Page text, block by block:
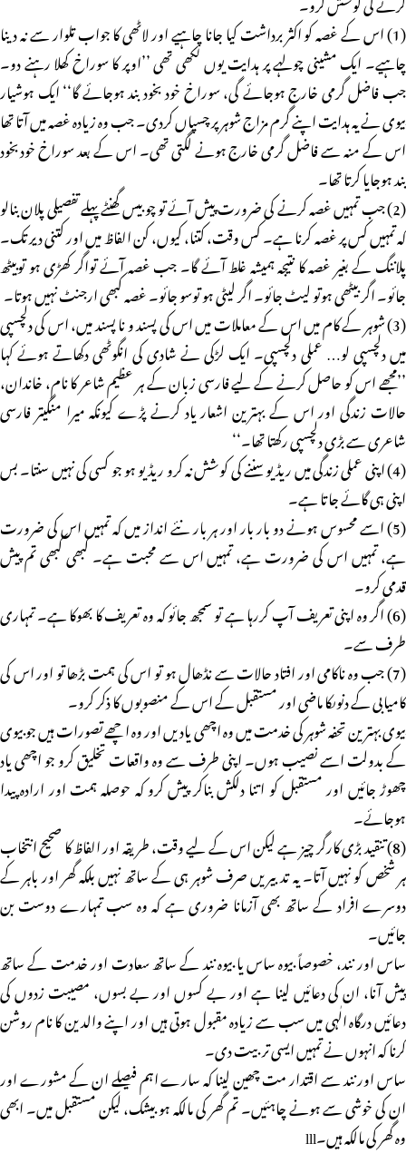
(1) اس کے غصہ کو اکثر برداشت کیا جانا چاہیے اور لاٹھی کا جواب تلوار سے نہ دینا
چاہیے۔ ایک مشینی چولہے پر ہدایت یوں لکھی تھی ’’اوپر کا سوراخ کھلا رہنے دو۔
جب فاضل گرمی خارج ہوجائے گی، سوراخ خود بخود بند ہوجائے گا‘‘ ایک ہوشیار
بیوی نے یہ ہدایت اپنے گرم مزاج شوہر پر چسپاں کردی۔ جب وہ زیادہ غصہ میں آتا تھا
اس کے منہ سے فاضل گرمی خارج ہونے لگتی تھی۔ اس کے بعد سوراخ خودبخود
بند ہوجایا کرتا تھا۔
(2) جب تمہیں غصہ کرنے کی ضرورت پیش آئے تو چوبیس گھنٹے پہلے تفصیلی پلان بنالو
کہ تمہیں کس پر غصہ کرنا ہے۔ کس وقت، کتنا، کیوں، کن الفاظ میں اور کتنی دیر تک۔
پلاننگ کے بغیر غصہ کا نتیجہ ہمیشہ غلط آئے گا۔ جب غصہ آئے تواگر کھڑی ہو توبیٹھ
جائو۔ اگر بیٹھی ہوتو لیٹ جائو۔ اگر لیٹی ہو توسو جائو۔ غصہ کبھی ارجنٹ نہیں ہوتا۔
(3) شوہر کے کام میں اس کے معاملات میں اس کی پسند و نا پسند میں، اس کی دلچسپی
میں دلچسپی لو… عملی دلچسپی۔ ایک لڑکی نے شادی کی انگوٹھی دکھاتے ہوئے کہا
’’مجھے اس کو حاصل کرنے کے لیے فارسی زبان کے ہر عظیم شاعر کا نام، خاندان،
حالات زندگی اور اس کے بہترین اشعار یاد کرنے پڑے کیونکہ میرا منگیتر فارسی
شاعری سے بڑی دلچسپی رکھتا تھا۔‘‘
(4) اپنی عملی زندگی میں ریڈیو سننے کی کوشش نہ کرو ریڈیو ہو جو کسی کی نہیں سنتا۔ بس
اپنی ہی گائے جاتا ہے۔
(5) اسے محسوس ہونے دو بار بار اور ہر بار نئے انداز میں کہ تمہیں اس کی ضرورت
ہے، تمہیں اس کی ضرورت ہے، تمہیں اس سے محبت ہے۔ کبھی کبھی تم پیش
قدمی کرو۔
(6) اگر وہ اپنی تعریف آپ کررہا ہے تو سمجھ جائو کہ وہ تعریف کا بھوکا ہے۔ تمہاری
طرف سے۔
(7) جب وہ ناکامی اور افتاد حالات سے نڈھال ہو تو اس کی ہمت بڑھا تو اور اس کی
کامیابی کے دنوںکا ماضی اور مستقبل کے اس کے منصوبوں کا ذکر کرو۔
بیوی بہترین تحفہ شوہر کی خدمت میں وہ اچھی یادیں اور وہ اچھے تصورات ہیں جو بیوی
کے بدولت اسے نصیب ہوں۔ اپنی طرف سے وہ واقعات تخلیق کرو جو اچھی یاد
چھوڑ جائیں اور مستقبل کو اتنا دلکش بناکر پیش کرو کہ حوصلہ ہمت اور ارادہ پیدا
ہوجائے۔
(8) تنقید بڑی کارگر چیز ہے لیکن اس کے لیے وقت، طریقہ اور الفاظ کا صحیح انتخاب
ہر شخص کو نہیں آتا۔ یہ تدبیریں صرف شوہر ہی کے ساتھ نہیں بلکہ گھر اور باہر کے
دوسرے افراد کے ساتھ بھی آزمانا ضروری ہے کہ وہ سب تمہارے دوست بن
جائیں۔
ساس اور نند، خصوصاً بیوہ ساس یا بیوہ نند کے ساتھ سعادت اور خدمت کے ساتھ
پیش آنا، ان کی دعائیں لینا ہے اور بے کسوں اور بے بسوں، مصیبت زدوں کی
دعائیں درگاہ الٰہی میں سب سے زیادہ مقبول ہوتی ہیں اور اپنے والدین کا نام روشن
کرنا کہ انہوں نے تمہیں ایسی تربیت دی۔
ساس اور نند سے اقتدار مت چھین لینا کہ سارے اہم فیصلے ان کے مشورے اور
ان کی خوشی سے ہونے چاہئیں۔ تم گھر کی مالکہ ہو بیشک، لیکن مستقبل میں۔ ابھی
وہ گھر کی مالکہ ہیں۔lll